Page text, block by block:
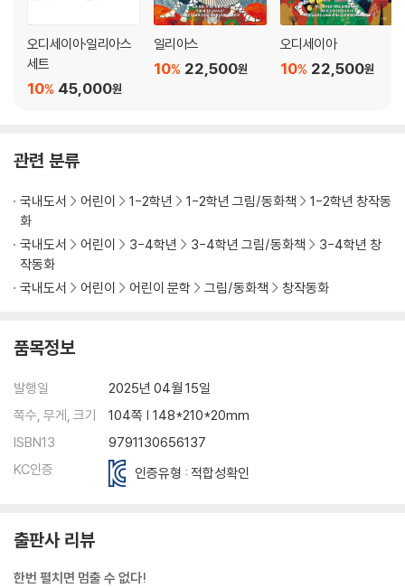
오디세이아·일리아스
세트
45,000원
10%
일리아스
22,500원
10%
오디세이아
22,500원
10%
관련 분류
국내도서 어린이 1-2학년 1-2학년 그림/동화책
1-2학년 창작동
화
국내도서
어린이 3-4학년 3-4학년 그림/동화책
3-4학년 창
작동화
국내도서
어린이 어린이 문학 그림/동화책 창작동화
품목정보
발행일
2025년 04월 15일
쪽수, 무게, 크기
104쪽 | 148*210*20mm
ISBN13
9791130656137
KC인증
인증유형 : 적합성확인
출판사 리뷰
한번 펼치면 멈출 수 없다!